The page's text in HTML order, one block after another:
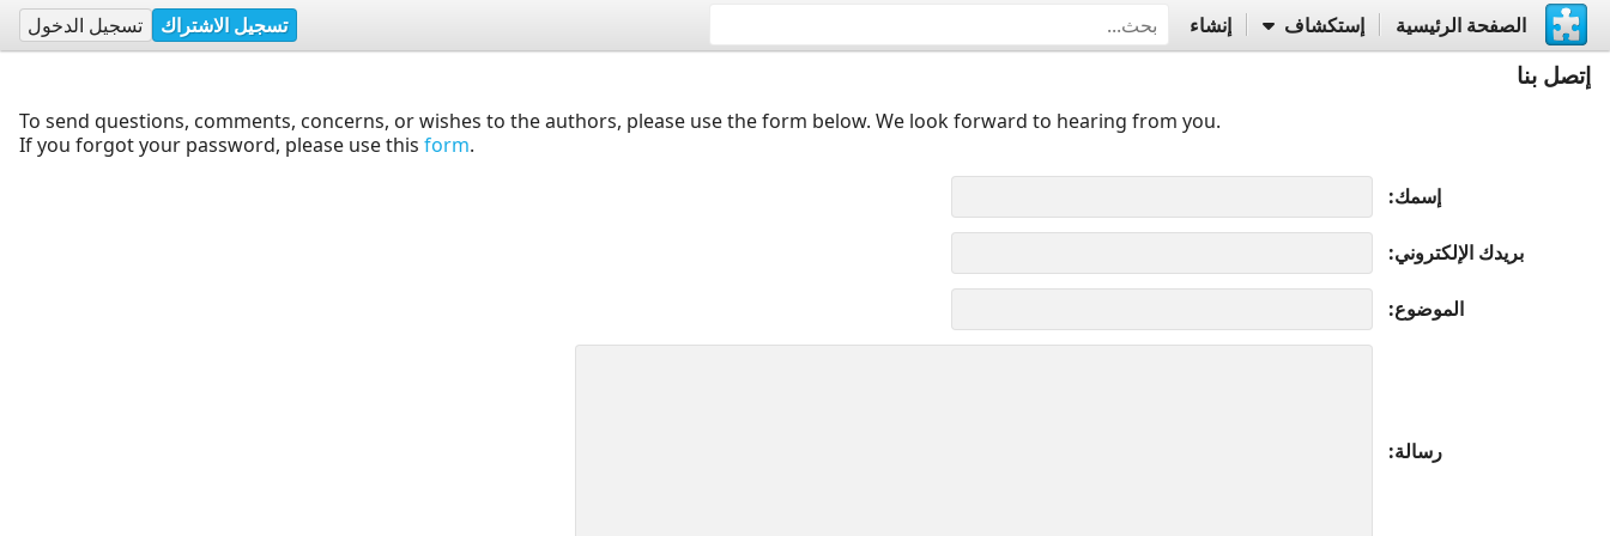
الصفحة الرئيسية إستكشاف إنشاء تسجيل الاشتراك تسجيل الدخول
إتصل بنا
To send questions, comments, concerns, or wishes to the authors, please use the form below. We look forward to hearing from you.
If you forgot your password, please use this form.
إسمك
بريدك الإلكتروني
الموضوع
رسالة